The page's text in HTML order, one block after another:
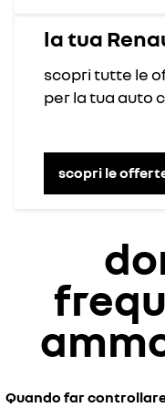
la tua
scopri tutte le
per la tua auto
scopri le
Quando far